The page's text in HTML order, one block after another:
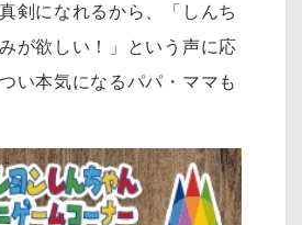
剣になれるから、
「しんち
が欲しい！」という声に応
い本気になるパパ・ママも